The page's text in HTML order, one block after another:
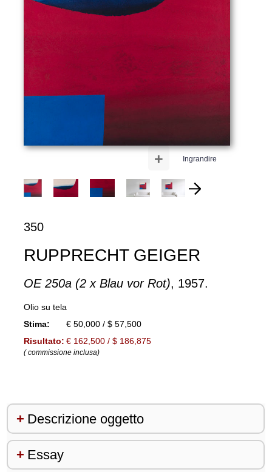
Ingrandire
+
350
RUPPRECHT GEIGER
OE 250a (2 x Blau vor Rot), 1957.
Olio su tela
Stima:
€ 50,000 / $ 57,500
Risultato: € 162,500 / $ 186,875
( commissione inclusa)
Descrizione oggetto
Essay